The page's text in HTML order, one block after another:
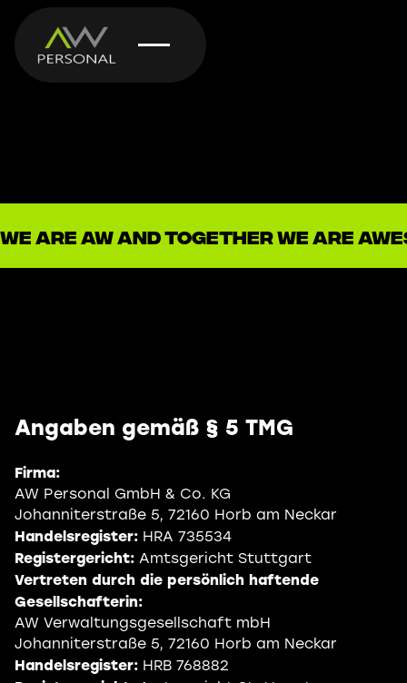
We are AW and together we are
Angaben gemäß § 5 TMG
Firma:
AW Personal GmbH & Co. KG
Johanniterstraße 5, 72160 Horb am Neckar
Handelsregister:HRA 735534
Registergericht:Amtsgericht Stuttgart
Vertreten durch die persönlich haftende
Gesellschafterin:
AW Verwaltungsgesellschaft mbH
Johanniterstraße 5, 72160 Horb am Neckar
Handelsregister:HRB 768882